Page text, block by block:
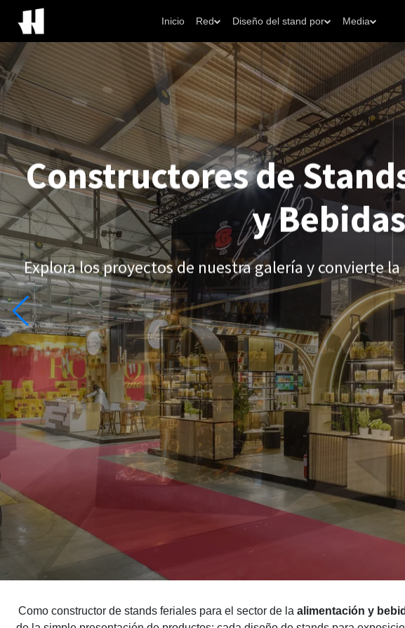
Inicio Red Diseño del stand por Media
Constructores de
y
Explora los proyectos de nuestra galería y convierte
Como constructor de stands feriales para el sector de la alimentación y